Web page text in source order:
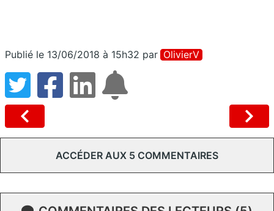
Publié le 13/06/2018 à 15h32 par OlivierV
ACCÉDER AUX 5 COMMENTAIRES